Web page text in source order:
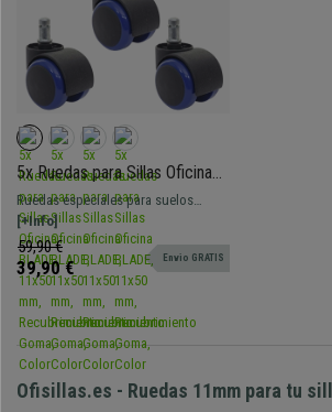
5x Ruedas para Sillas Oficina
BLADE, 11x50 mm,
Recubrimiento Goma, Color
Azul
Ruedas especiales para suelos
duros (parquet, baldosa, etc.) y todo
tipo de suelos. Con recubrimiento de
goma que evita el rayado y las
marcas.
[+Info]
59,90 €
39,90 € Envio GRATIS
Ofisillas.es - Ruedas 11mm para tu